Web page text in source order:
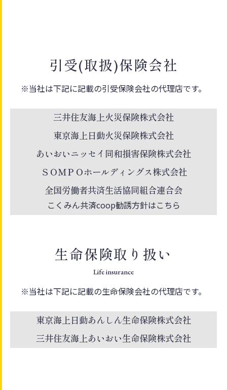
引受(取扱)保険会社
※当社は下記に記載の引受保険会社の代理店です。
三井住友海上火災保険株式会社
東京海上日動火災保険株式会社
あいおいニッセイ同和損害保険株式会社
ＳＯＭＰＯホールディングス株式会社
全国労働者共済生活協同組合連合会
こくみん共済coop勧誘方針はこちら
Life insurance
生命保険取り扱い
※当社は下記に記載の生命保険会社の代理店です。
東京海上日動あんしん生命保険株式会社
三井住友海上あいおい生命保険株式会社